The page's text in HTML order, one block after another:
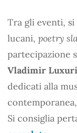
Tra gli eventi,
lucani, poetry
partecipazione
Vladimir
dedicati alla
Si consiglia